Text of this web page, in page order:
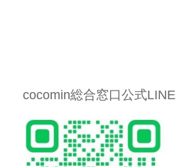
cocomin総合窓口公式LINE